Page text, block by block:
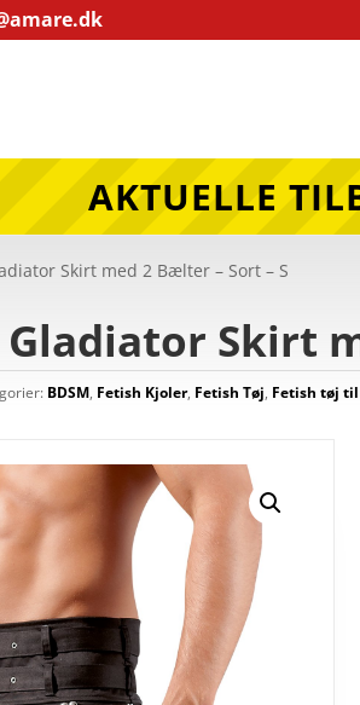
AKTUELLE
Skirt med 2 Bælter – Sort – S
Skirt
BDSM, Fetish Kjoler, Fetish Tøj, Fetish tøj